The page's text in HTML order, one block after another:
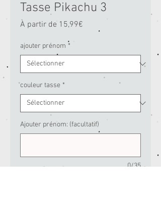
Tasse Pikachu 3
À partir de 15,99€
promotionnel
ajouter prénom *
couleur tasse *
Ajouter prénom: (facultatif)
0/35